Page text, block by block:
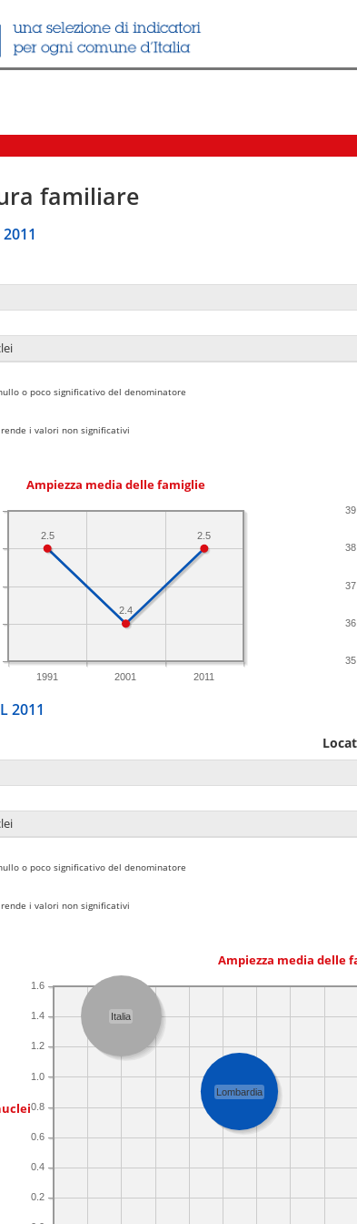
familiare
o poco significativo del denominatore
i valori non significativi
Ampiezza media delle famiglie
1991 2001 2011
2.5
2.4
2.5
35
36
37
38
39
2011
o poco significativo del denominatore
i valori non significativi
Ampiezza media delle
0.2
0.4
0.6
0.8
1.0
1.2
1.4
1.6
Italia
Lombardia